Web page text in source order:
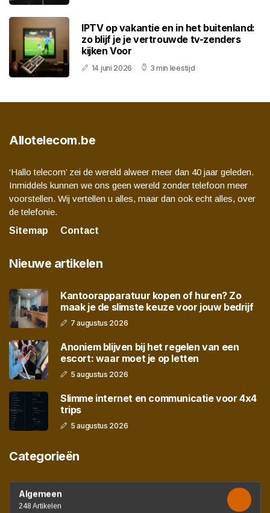
IPTV op vakantie en in het buitenland:
zo blijf je je vertrouwde tv-zenders
kijken Voor
14 juni 2026 3 min leestijd
Allotelecom.be
‘Hallo telecom’ zei de wereld alweer meer dan 40 jaar geleden.
Inmiddels kunnen we ons geen wereld zonder telefoon meer
voorstellen. Wij vertellen u alles, maar dan ook echt alles, over
de telefonie.
Sitemap
Contact
Nieuwe artikelen
Kantoorapparatuur kopen of huren? Zo
maak je de slimste keuze voor jouw bedrijf
7 augustus 2026
Anoniem blijven bij het regelen van een
escort: waar moet je op letten
5 augustus 2026
Slimme internet en communicatie voor 4x4
trips
5 augustus 2026
Categorieën
Algemeen
248 Artikelen